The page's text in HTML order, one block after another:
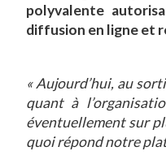
polyvalente
diffusion en ligne et
« Aujourd’hui, au
quant à
éventuellement sur
quoi répond notre